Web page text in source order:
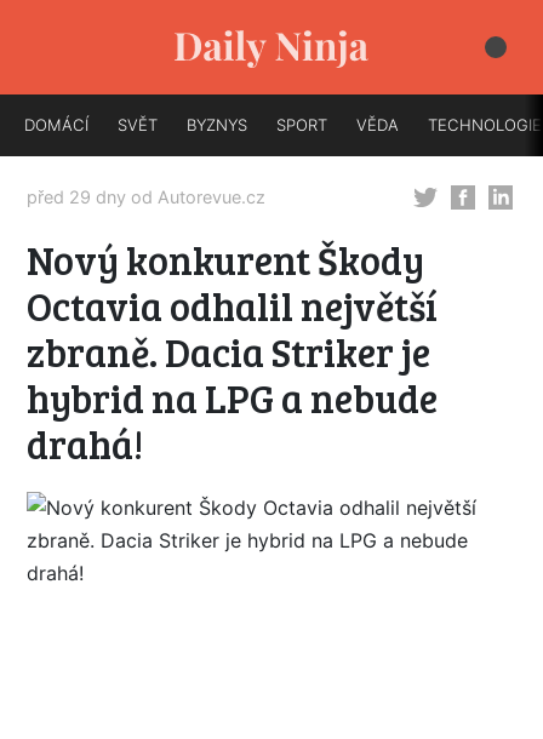
DOMÁCÍ SVĚT BYZNYS SPORT VĚDA TECHNOLOGIE
před 29 dny od Autorevue.cz
Nový konkurent Škody
Octavia odhalil největší
zbraně. Dacia Striker je
hybrid na LPG a nebude
drahá!